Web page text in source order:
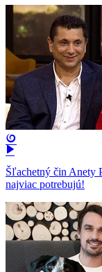
Šľachetný čin Anety
najviac potrebujú!